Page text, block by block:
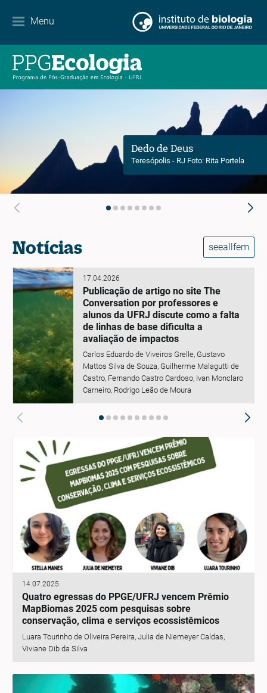
Menu
Contato
Dedo de Deus
Teresópolis - RJ Foto: Rita Portela
Notícias seeallfem
17.04.2026
Publicação de artigo no site The
Conversation por professores e
alunos da UFRJ discute como a falta
de linhas de base dificulta a
avaliação de impactos
Carlos Eduardo de Viveiros Grelle, Gustavo
Mattos Silva de Souza, Guilherme Malagutti de
Castro, Fernando Castro Cardoso, Ivan Monclaro
Carneiro, Rodrigo Leão de Moura
14.07.2025
Quatro egressas do PPGE/UFRJ vencem Prêmio
MapBiomas 2025 com pesquisas sobre
conservação, clima e serviços ecossistêmicos
Luara Tourinho de Oliveira Pereira, Julia de Niemeyer Caldas,
Viviane Dib da Silva